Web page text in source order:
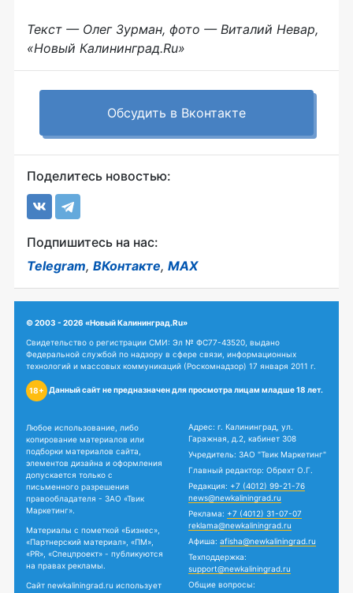
Текст — Олег Зурман, фото — Виталий Невар,
«Новый Калининград.Ru»
Обсудить в Вконтакте
Поделитесь новостью:
Подпишитесь на нас:
Telegram, ВКонтакте, MAX
© 2003 - 2026 «Новый Калининград.Ru»
Свидетельство о регистрации СМИ: Эл № ФС77-43520, выдано
Федеральной службой по надзору в сфере связи, информационных
технологий и массовых коммуникаций (Роскомнадзор) 17 января 2011 г.
18+ Данный сайт не предназначен для просмотра лицам младше 18 лет.
Любое использование, либо
копирование материалов или
подборки материалов сайта,
элементов дизайна и оформления
допускается только с
письменного разрешения
правообладателя - ЗАО «Твик
Маркетинг».
Материалы с пометкой «Бизнес»,
«Партнерский материал», «ПМ»,
«PR», «Спецпроект» - публикуются
на правах рекламы.
Сайт newkaliningrad.ru использует
Адрес: г. Калининград, ул.
Гаражная, д.2, кабинет 308
Учредитель: ЗАО "Твик Маркетинг"
Главный редактор: Обрехт О.Г.
Редакция: +7 (4012) 99-21-76
news@newkaliningrad.ru
Реклама: +7 (4012) 31-07-07
reklama@newkaliningrad.ru
Афиша: afisha@newkaliningrad.ru
Техподдержка:
support@newkaliningrad.ru
Общие вопросы: